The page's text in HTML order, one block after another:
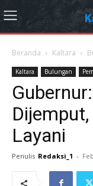
Beranda Kaltara
Kaltara Bulungan
Layani
Penulis Redaksi_1 -